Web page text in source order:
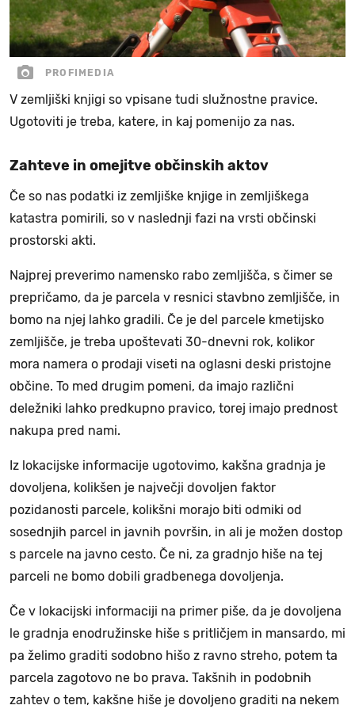
PROFIMEDIA
V zemljiški knjigi so vpisane tudi služnostne pravice.
Ugotoviti je treba, katere, in kaj pomenijo za nas.
Zahteve in omejitve občinskih aktov
Če so nas podatki iz zemljiške knjige in zemljiškega
katastra pomirili, so v naslednji fazi na vrsti občinski
prostorski akti.
Najprej preverimo namensko rabo zemljišča, s čimer se
prepričamo, da je parcela v resnici stavbno zemljišče, in
bomo na njej lahko gradili. Če je del parcele kmetijsko
zemljišče, je treba upoštevati 30-dnevni rok, kolikor
mora namera o prodaji viseti na oglasni deski pristojne
občine. To med drugim pomeni, da imajo različni
deležniki lahko predkupno pravico, torej imajo prednost
nakupa pred nami.
Iz lokacijske informacije ugotovimo, kakšna gradnja je
dovoljena, kolikšen je največji dovoljen faktor
pozidanosti parcele, kolikšni morajo biti odmiki od
sosednjih parcel in javnih površin, in ali je možen dostop
s parcele na javno cesto. Če ni, za gradnjo hiše na tej
parceli ne bomo dobili gradbenega dovoljenja.
Če v lokacijski informaciji na primer piše, da je dovoljena
le gradnja enodružinske hiše s pritličjem in mansardo, mi
pa želimo graditi sodobno hišo z ravno streho, potem ta
parcela zagotovo ne bo prava. Takšnih in podobnih
zahtev o tem, kakšne hiše je dovoljeno graditi na nekem